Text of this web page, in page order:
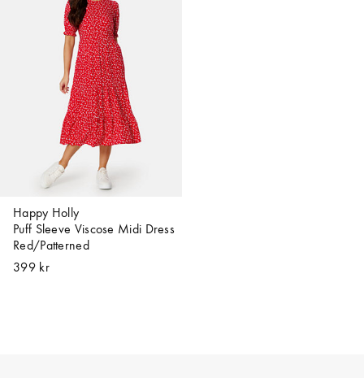
Happy Holly
Puff Sleeve Viscose Midi Dress
Red/Patterned
399 kr